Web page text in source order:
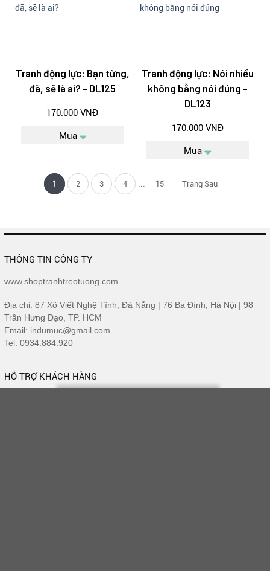
Tranh động lực: Bạn từng,
đã, sẽ là ai? - DL125
170.000 VNĐ
Mua
Tranh động lực: Nói nhiều
không bằng nói đúng -
DL123
170.000 VNĐ
Mua
1 2 3 4 15 Trang Sau
THÔNG TIN CÔNG TY
www.shoptranhtreotuong.com
Địa chỉ: 87 Xô Viết Nghệ Tĩnh, Đà Nẵng | 76 Ba Đình, Hà Nội | 98
Trần Hưng Đạo, TP. HCM
Email: indumuc@gmail.com
Tel: 0934.884.920
HỖ TRỢ KHÁCH HÀNG